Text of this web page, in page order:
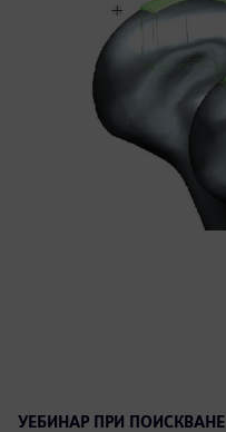
УЕБИНАР ПРИ ПОИСКВАНЕ